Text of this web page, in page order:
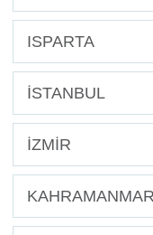
ISPARTA
İSTANBUL
İZMİR